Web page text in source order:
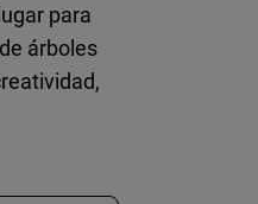
para
árboles